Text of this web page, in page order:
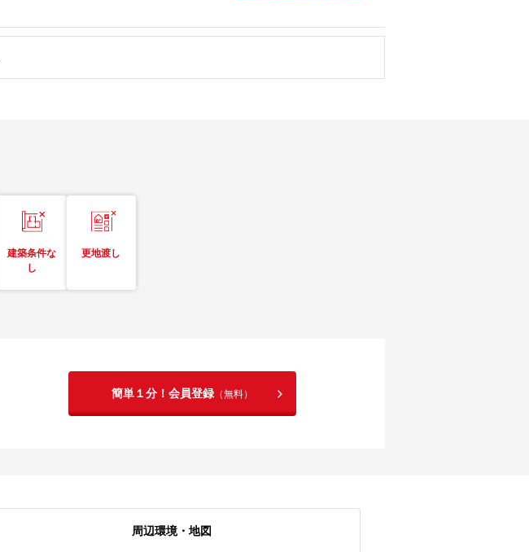
建築条件な
し
更地渡し
簡単１分！会員登録 （無料）
周辺環境・地図